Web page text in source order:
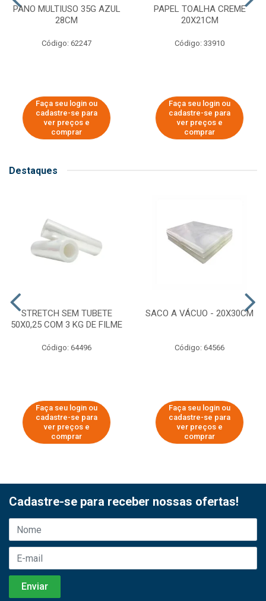
PANO MULTIUSO 35G AZUL
28CM
Código: 62247
Faça seu login ou
cadastre-se para
ver preços e
comprar
PAPEL TOALHA CREME
20X21CM
Código: 33910
Faça seu login ou
cadastre-se para
ver preços e
comprar
Destaques
STRETCH SEM TUBETE
50X0,25 COM 3 KG DE FILME
Código: 64496
Faça seu login ou
cadastre-se para
ver preços e
comprar
SACO A VÁCUO - 20X30CM
Código: 64566
Faça seu login ou
cadastre-se para
ver preços e
comprar
Cadastre-se para receber nossas ofertas!